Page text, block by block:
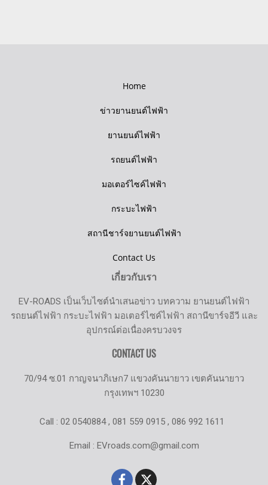
Home
ข่าวยานยนต์ไฟฟ้า
ยานยนต์ไฟฟ้า
รถยนต์ไฟฟ้า
มอเตอร์ไซค์ไฟฟ้า
กระบะไฟฟ้า
สถานีชาร์จยานยนต์ไฟฟ้า
Contact Us
เกี่ยวกับเรา
EV-ROADS เป็นเว็บไซต์นำเสนอข่าว บทความ ยานยนต์ไฟฟ้า
รถยนต์ไฟฟ้า กระบะไฟฟ้า มอเตอร์ไซค์ไฟฟ้า สถานีขาร์จอีวี และ
อุปกรณ์ต่อเนื่องครบวงจร
CONTACT US
70/94 ซ.01 กาญจนาภิเษก7 แขวงคันนายาว เขตคันนายาว
กรุงเทพฯ 10230
Call : 02 0540884 , 081 559 0915 , 086 992 1611
Email : EVroads.com@gmail.com